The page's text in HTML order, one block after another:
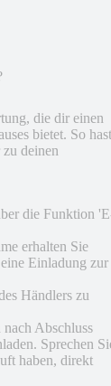
die dir einen
bietet. So hast
deinen
die Funktion
erhalten Sie
Einladung zur
Händlers zu
Abschluss
Sprechen
haben, direkt